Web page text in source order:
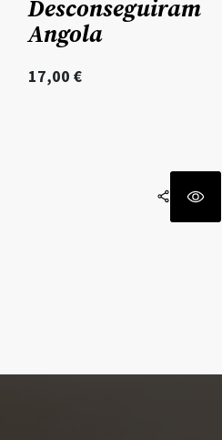
Desconseguiram
Angola
17,00 €